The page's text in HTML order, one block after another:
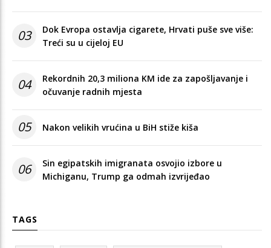
03
Dok Evropa ostavlja cigarete, Hrvati puše sve više:
Treći su u cijeloj EU
04
Rekordnih 20,3 miliona KM ide za zapošljavanje i
očuvanje radnih mjesta
05 Nakon velikih vrućina u BiH stiže kiša
06
Sin egipatskih imigranata osvojio izbore u
Michiganu, Trump ga odmah izvrijeđao
TAGS